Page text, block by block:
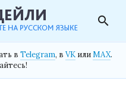
search
в Telegram, в VK илиMAX.